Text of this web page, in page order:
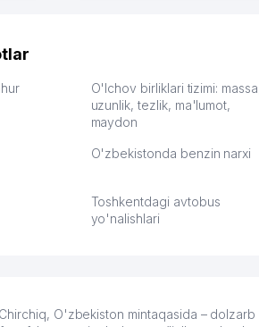
тут у нас уже есть ПВЗ.
Выгодное дело и
спокойное.
O'lchov birliklari tizimi:
uzunlik, tezlik, ma'lumot,
maydon
O'zbekistonda benzin narxi
Toshkentdagi avtobus
yo'nalishlari
O'zbekiston mintaqasida –